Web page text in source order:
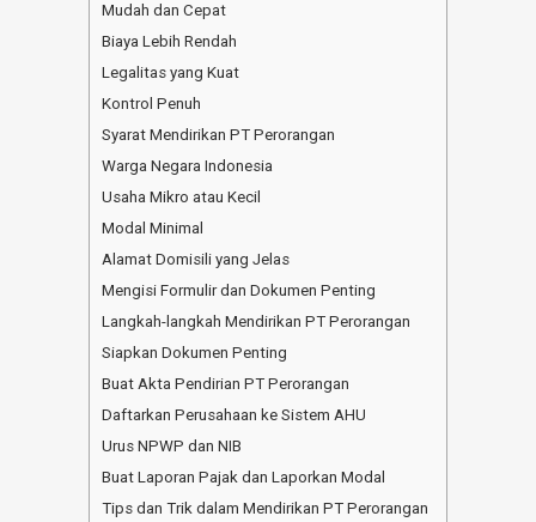
Mudah dan Cepat
Biaya Lebih Rendah
Legalitas yang Kuat
Kontrol Penuh
Syarat Mendirikan PT Perorangan
Warga Negara Indonesia
Usaha Mikro atau Kecil
Modal Minimal
Alamat Domisili yang Jelas
Mengisi Formulir dan Dokumen Penting
Langkah-langkah Mendirikan PT Perorangan
Siapkan Dokumen Penting
Buat Akta Pendirian PT Perorangan
Daftarkan Perusahaan ke Sistem AHU
Urus NPWP dan NIB
Buat Laporan Pajak dan Laporkan Modal
Tips dan Trik dalam Mendirikan PT Perorangan